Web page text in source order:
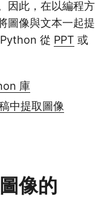
因此，在以編程方
圖像與文本一起提
從 PPT 或
庫
中提取圖像
像的